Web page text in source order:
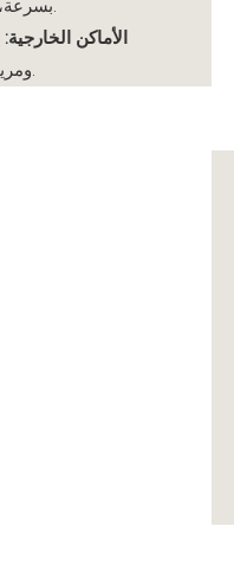
بسرعة، مما يقلل من مساحة المكتب ويوازن بين الاحتياجات الدينية وجداول العمل.
4. الأماكن الخارجية:
ومريحة، مما يلغي الحاجة إلى الجلوس مباشرة على الأرض ويعزز تجربة العبادة.